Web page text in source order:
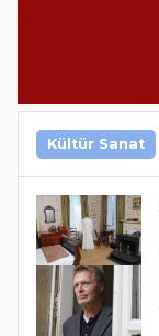
Kültür Sanat